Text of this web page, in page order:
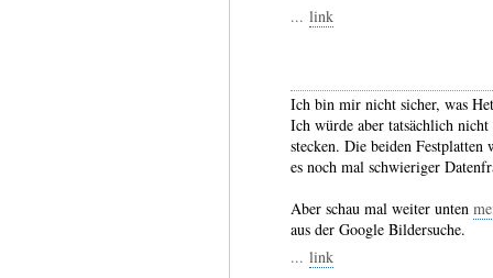
... link
Ich bin mir nicht sicher, was
Ich würde aber tatsächlich
stecken. Die beiden
es noch mal schwieriger
Aber schau mal weiter unten
aus der Google Bildersuche.
... link